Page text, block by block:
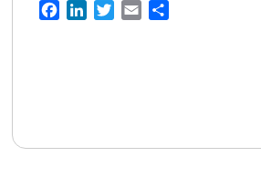
FacebookLinkedInTwitterEmail